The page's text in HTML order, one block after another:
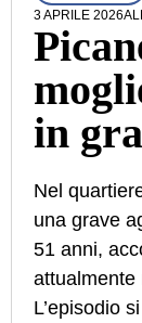
3 APRILE 2026
in
Nel
una grave
51 anni,
attualmente
L’episodio